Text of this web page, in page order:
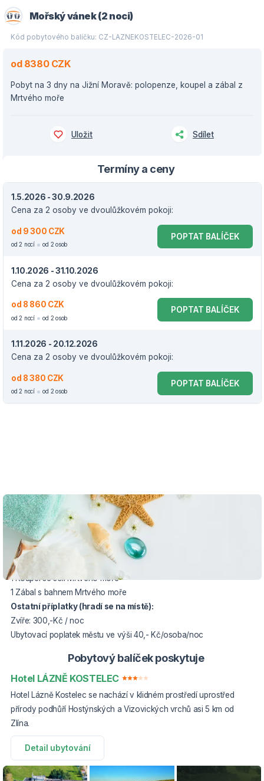
Mořský vánek (2 noci)
Kód pobytového balíčku: CZ-LAZNEKOSTELEC-2026-01
od 8380 CZK
Pobyt na 3 dny na Jižní Moravě: polopenze, koupel a zábal z
Mrtvého moře
Uložit Sdílet
Termíny a ceny
1.5.2026 - 30.9.2026
Cena za 2 osoby ve dvoulůžkovém pokoji:
od 9 300 CZK
od 2 nocí od 2 osob
POPTAT BALÍČEK
1.10.2026 - 31.10.2026
Cena za 2 osoby ve dvoulůžkovém pokoji:
od 8 860 CZK
od 2 nocí od 2 osob
POPTAT BALÍČEK
1.11.2026 - 20.12.2026
Cena za 2 osoby ve dvoulůžkovém pokoji:
od 8 380 CZK
od 2 nocí od 2 osob
POPTAT BALÍČEK
VOUCHER DO 20.12.2026
Cena balíčku zahrnuje:
2 x ubytování ve dvoulůžkovém pokoji
2 x stravování formou polopenze
1 Koupel se solí Mrtvého moře
1 Zábal s bahnem Mrtvého moře
Ostatní příplatky (hradí se na místě):
Zvíře: 300,-Kč / noc
Ubytovací poplatek městu ve výši 40,- Kč/osoba/noc
Pobytový balíček poskytuje
Hotel LÁZNĚ KOSTELEC
Hotel Lázně Kostelec se nachází v klidném prostředí uprostřed
přírody podhůří Hostýnských a Vizovických vrchů asi 5 km od
Zlína.
Detail ubytování